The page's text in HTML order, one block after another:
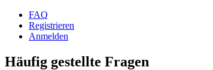
FAQ
Registrieren
Anmelden
Häufig gestellte Fragen